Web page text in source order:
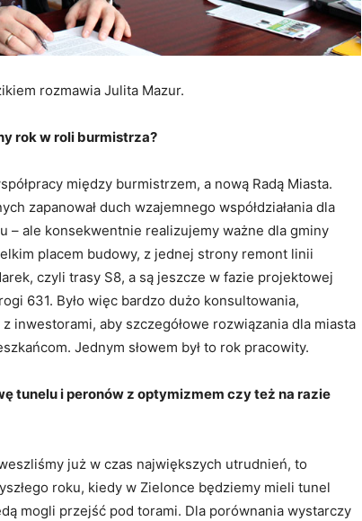
rozmawia Julita Mazur.
rok w roli burmistrza?
między burmistrzem, a nową Radą Miasta.
zapanował duch wzajemnego współdziałania dla
– ale konsekwentnie realizujemy ważne dla gminy
placem budowy, z jednej strony remont linii
czyli trasy S8, a są jeszcze w fazie projektowej
631. Było więc bardzo dużo konsultowania,
inwestorami, aby szczegółowe rozwiązania dla miasta
Jednym słowem był to rok pracowity.
tunelu i peronów z optymizmem czy też na razie
już w czas największych utrudnień, to
roku, kiedy w Zielonce będziemy mieli tunel
mogli przejść pod torami. Dla porównania wystarczy